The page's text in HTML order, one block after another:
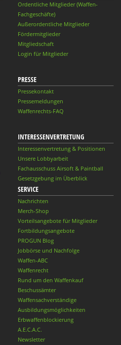
Ordentliche Mitglieder (Waffen-
Fachgeschäfte)
Außerordentliche Mitglieder
Fördermitglieder
Mitgliedschaft
Login für Mitglieder
PRESSE
Pressekontakt
Pressemeldungen
Waffenrechts-FAQ
INTERESSENVERTRETUNG
Interessenvertretung & Positionen
Unsere Lobbyarbeit
Fachausschuss Airsoft & Paintball
Gesetzgebung im Überblick
SERVICE
Nachrichten
Merch-Shop
Vorteilsangebote für Mitglieder
Fortbildungsangebote
PROGUN Blog
Jobbörse und Nachfolge
Waffen-ABC
Waffenrecht
Rund um den Waffenkauf
Beschussämter
Waffensachverständige
Ausbildungsmöglichkeiten
Erbwaffenblockierung
A.E.C.A.C.
Newsletter